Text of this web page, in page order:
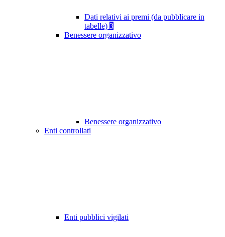
Dati relativi ai premi (da pubblicare in
tabelle) 3
Benessere organizzativo
Benessere organizzativo
Enti controllati
Enti pubblici vigilati